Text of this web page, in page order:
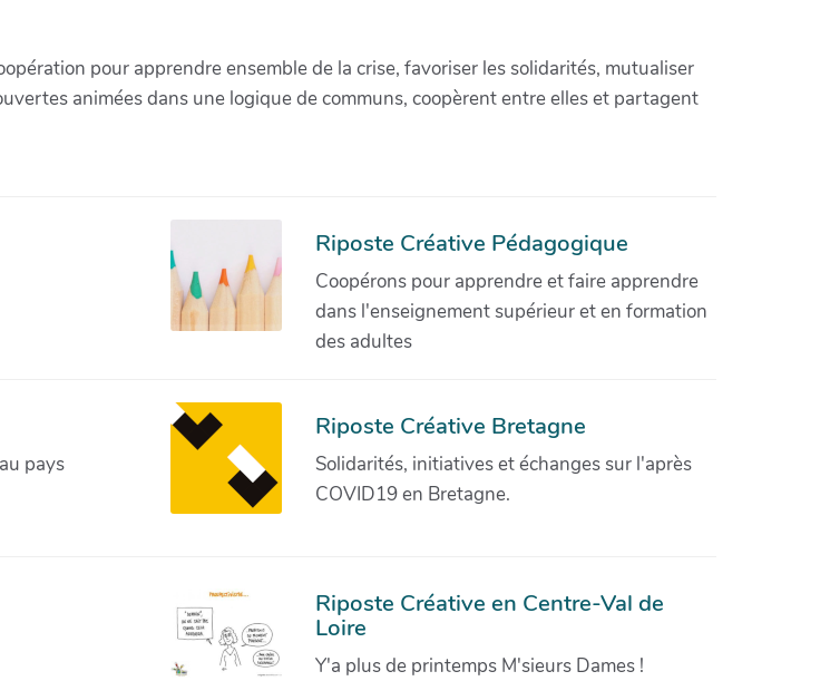
pour apprendre ensemble de la crise, favoriser les solidarités, mutualiser
animées dans une logique de communs, coopèrent entre elles et partagent
Riposte Créative Pédagogique
Coopérons pour apprendre et faire apprendre
dans l'enseignement supérieur et en formation
des adultes
pays
Riposte Créative Bretagne
Solidarités, initiatives et échanges sur l'après
COVID19 en Bretagne.
Riposte Créative en Centre-Val de
Loire
Y'a plus de printemps M'sieurs Dames !